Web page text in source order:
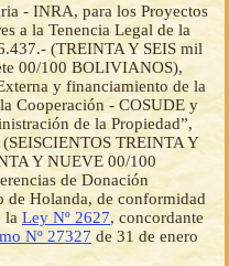
- INRA, para los Proyectos
a la Tenencia Legal de la
(TREINTA Y SEIS mil
00/100 BOLIVIANOS),
y financiamiento de la
Cooperación - COSUDE y
de la Propiedad”,
TREINTA Y
Y NUEVE 00/100
de Donación
de Holanda, de conformidad
la Ley Nº 2627, concordante
Nº 27327 de 31 de enero